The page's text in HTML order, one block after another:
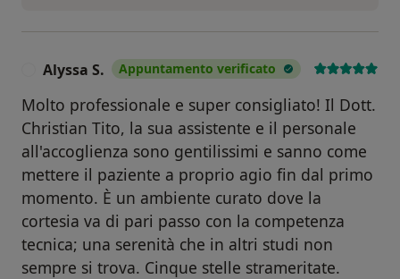
Alyssa S. Appuntamento verificato
Molto professionale e super consigliato! Il Dott.
Christian Tito, la sua assistente e il personale
all'accoglienza sono gentilissimi e sanno come
mettere il paziente a proprio agio fin dal primo
momento. È un ambiente curato dove la
cortesia va di pari passo con la competenza
tecnica; una serenità che in altri studi non
sempre si trova. Cinque stelle strameritate.